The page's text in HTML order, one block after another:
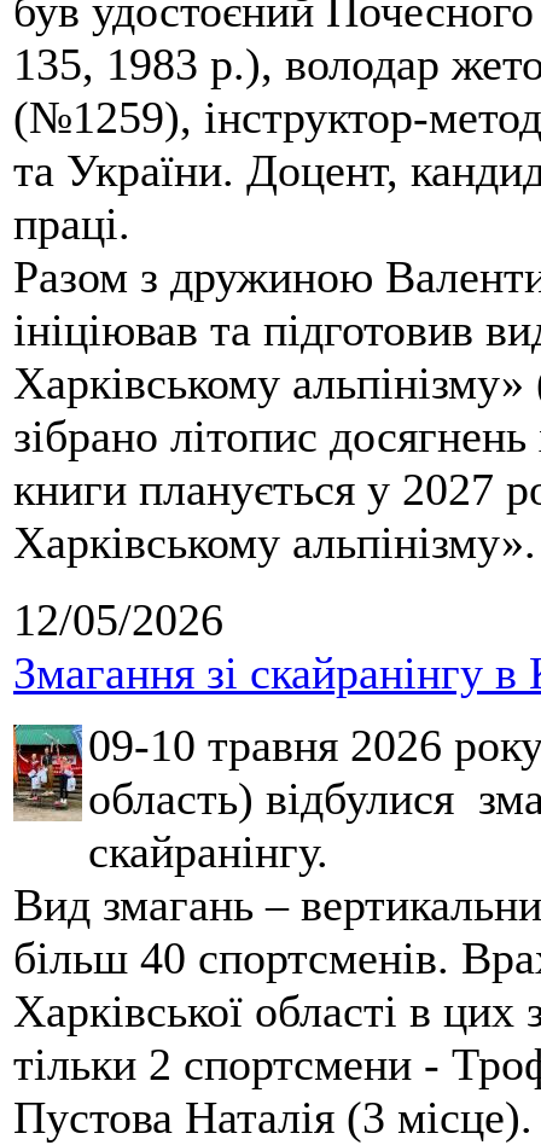
був удостоєний
135, 1983 р.), володар
(№1259), інструктор-
та України. Доцент,
праці.
Разом з дружиною
ініціював та підготовив
Харківському
зібрано літопис
книги планується у 2027
Харківському альпінізму».
12/05/2026
Змагання зі скайранінгу в
09-10 травня 2026
область) відбулися
скайранінгу.
Вид змагань –
більш 40 спортсменів.
Харківської області в
тільки 2 спортсмени -
Пустова Наталія (3 місце).